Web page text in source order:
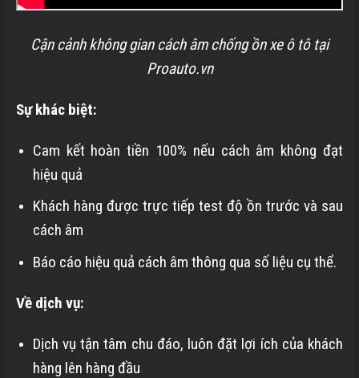
Cận cảnh không gian cách âm chống ồn xe ô tô tại
Proauto.vn
Sự khác biệt:
Cam kết hoàn tiền 100% nếu cách âm không đạt
hiệu quả
Khách hàng được trực tiếp test độ ồn trước và sau
cách âm
Báo cáo hiệu quả cách âm thông qua số liệu cụ thể.
Về dịch vụ:
Dịch vụ tận tâm chu đáo, luôn đặt lợi ích của khách
hàng lên hàng đầu